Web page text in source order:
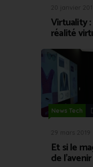
20 janvier
Virtuality
réalité
News Tech
29 mars 2019
Et si le
de